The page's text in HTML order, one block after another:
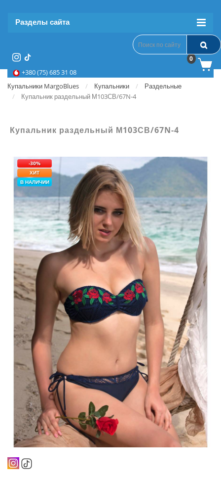
Разделы сайта
+380 (75) 685 31 08
0
Купальники MargoBlues Купальники
Раздельные
Купальник раздельный М103СВ/67N-4
Купальник раздельный М103СВ/67N-4
-30%
ХИТ
В НАЛИЧИИ